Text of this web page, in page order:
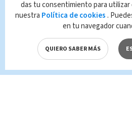
das tu consentimiento para
nuestra Política de cookies .
en tu navegador
QUIERO SABER MÁS